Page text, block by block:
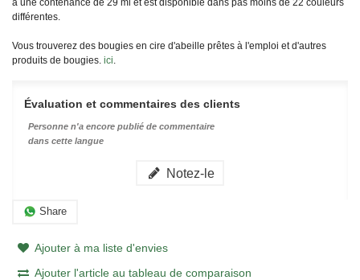
différentes.
Vous trouverez des bougies en cire d'abeille prêtes à l'emploi et d'autres
produits de bougies. ici
Évaluation et commentaires des clients
Personne n'a encore publié de commentaire
dans cette langue
Notez-le
Share
Ajouter à ma liste d'envies
Ajouter l'article au tableau de comparaison